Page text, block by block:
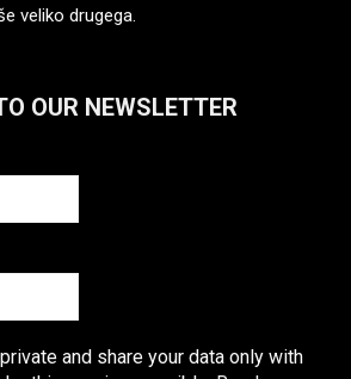
veliko drugega.
OUR NEWSLETTER
and share your data only with